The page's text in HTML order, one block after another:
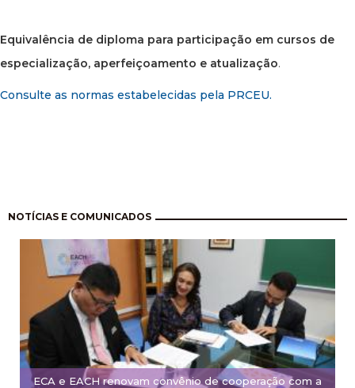
Equivalência de diploma para participação em cursos de
especialização, aperfeiçoamento e atualização.
Consulte as normas estabelecidas pela PRCEU.
NOTÍCIAS E COMUNICADOS
ECA e EACH renovam convênio de cooperação com a
Paginação